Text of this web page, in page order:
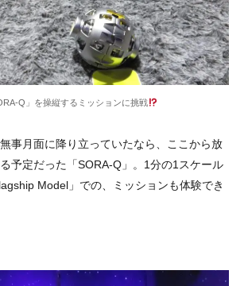
Q」を操縦するミッションに挑戦
事月面に降り立っていたなら、ここから放
予定だった「SORA-Q 」。 1分の1 スケール
Model 」での、ミッションも体験でき